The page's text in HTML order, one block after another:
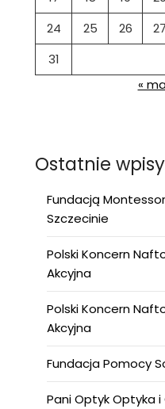
24
25 26 27
31
«
Ostatnie wpisy
Fundacją
Szczecinie
Polski Koncern
Akcyjna
Polski Koncern
Akcyjna
Fundacja Pomocy
Pani Optyk Optyka